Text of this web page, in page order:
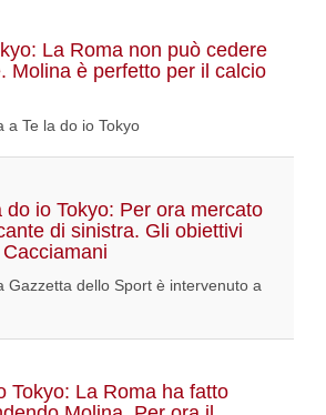
La Roma non può cedere
Molina è perfetto per il calcio
a Te la do io Tokyo
io Tokyo: Per ora mercato
di sinistra. Gli obiettivi
Gazzetta dello Sport è intervenuto a
Tokyo: La Roma ha fatto